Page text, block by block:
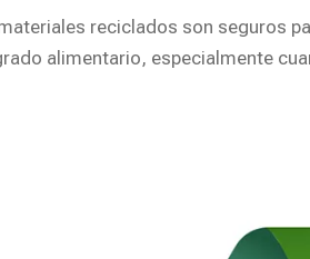
reciclados son seguros
alimentario, especialmente